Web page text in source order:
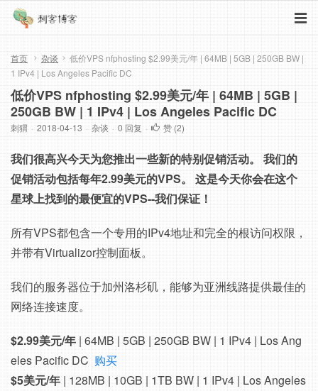
首页 杂谈
低价VPS nfphosting $2.99美元/年 | 64MB | 5GB | 250GB BW |
1 IPv4 | Los Angeles Pacific DC
低价VPS nfphosting $2.99美元/年 | 64MB | 5GB |
250GB BW | 1 IPv4 | Los Angeles Pacific DC
刺猬 · 2018-04-13 · 杂谈 · 0 回复 · 赞 (2)
我们很高兴今天为您推出一些新的特别促销活动。 我们的
促销活动包括每年2.99美元的VPS。 这是今天你会在这个
星球上找到的最便宜的VPS--我们保证！
所有VPS都包含一个专用的IPv4地址和完全的根访问权限，
并带有Virtualizor控制面板。
我们的服务器位于加州洛杉矶，能够为亚洲线路提供最佳的
网络连接速度。
$2.99美元/年 | 64MB | 5GB | 250GB BW | 1 IPv4 | Los Ang
eles Pacific DC 购买
$5美元/年 | 128MB | 10GB | 1TB BW | 1 IPv4 | Los Angeles